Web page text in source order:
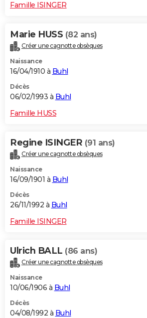
Famille ISINGER
Marie HUSS (82 ans)
Créer une cagnotte obsèques
Naissance
16/04/1910 à Buhl
Décès
06/02/1993 à Buhl
Famille HUSS
Regine ISINGER (91 ans)
Créer une cagnotte obsèques
Naissance
16/09/1901 à Buhl
Décès
26/11/1992 à Buhl
Famille ISINGER
Ulrich BALL (86 ans)
Créer une cagnotte obsèques
Naissance
10/06/1906 à Buhl
Décès
04/08/1992 à Buhl